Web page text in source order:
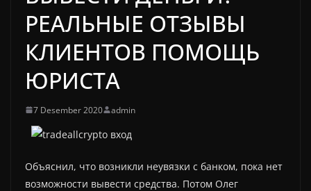
РЕАЛЬНЫЕ ОТЗЫВЫ
КЛИЕНТОВ ПОМОЩЬ
ЮРИСТА
7 Desember 2020 admin
Объяснил, что возникли неувязки с банком, пока нет
возможности вывести средства. Потом Олег